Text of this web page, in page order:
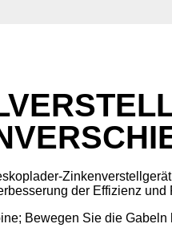
der Effizienz
Bewegen Sie die